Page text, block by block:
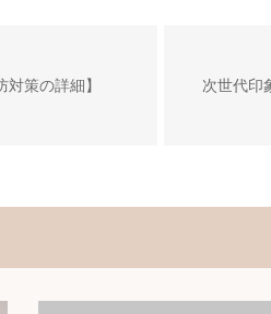
対策の詳細】 次世代印